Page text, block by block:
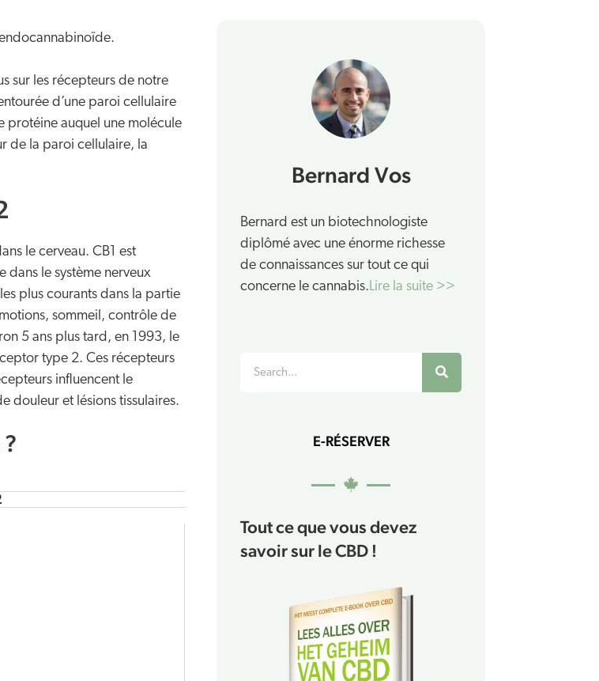
sur les récepteurs de notre
d’une paroi cellulaire
protéine auquel une molécule
de la paroi cellulaire, la
le cerveau. CB1 est
dans le système nerveux
plus courants dans la partie
sommeil, contrôle de
5 ans plus tard, en 1993, le
type 2. Ces récepteurs
influencent le
douleur et lésions tissulaires.
Bernard Vos
Bernard est un biotechnologiste
diplômé avec une énorme richesse
de connaissances sur tout ce qui
concerne le cannabis.Lire la suite >>
E-RÉSERVER
Tout ce que vous devez
savoir sur le CBD !